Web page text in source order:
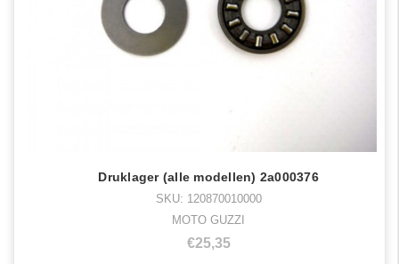
Druklager (alle modellen) 2a000376
SKU: 120870010000
MOTO GUZZI
€25,35